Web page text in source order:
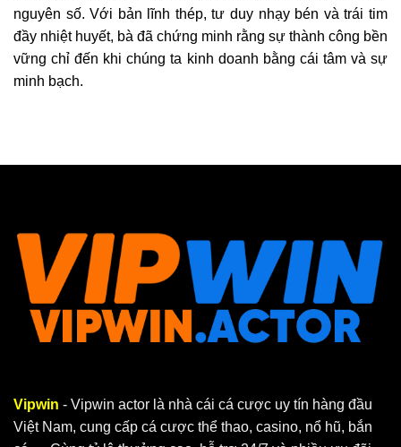
nguyên số. Với bản lĩnh thép, tư duy nhạy bén và trái tim
đầy nhiệt huyết, bà đã chứng minh rằng sự thành công bền
vững chỉ đến khi chúng ta kinh doanh bằng cái tâm và sự
minh bạch.
Vipwin - Vipwin actor là nhà cái cá cược uy tín hàng đầu
Việt Nam, cung cấp cá cược thể thao, casino, nổ hũ, bắn